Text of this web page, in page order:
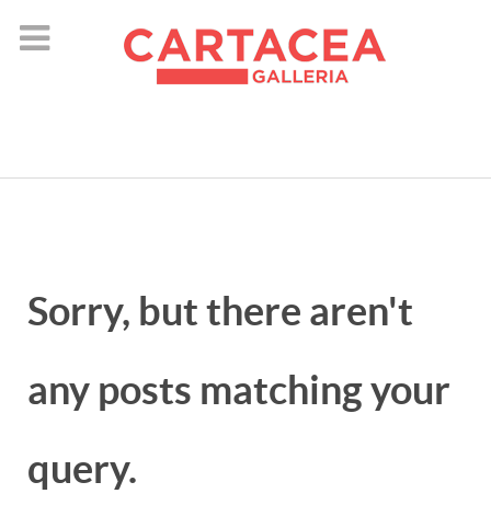
Sorry, but there aren't
any posts matching your
query.